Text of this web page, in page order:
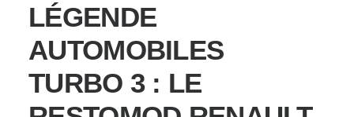
LÉGENDE
AUTOMOBILES
TURBO 3 : LE